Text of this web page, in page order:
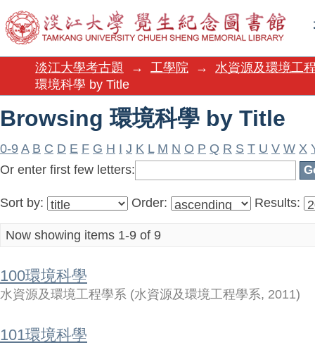
Browsing 環境科學 by Title
淡江大學考古題 → 工學院 →
水資源及環境工
環境科學 by Title
Browsing 環境科學 by Title
0-9 A B C D E F G H I J K L M N O P Q R S T U V W X
Or enter first few letters:
Sort by: Order: Results:
Now showing items 1-9 of 9
100環境科學
水資源及環境工程學系 (水資源及環境工程學系, 2011)
101環境科學